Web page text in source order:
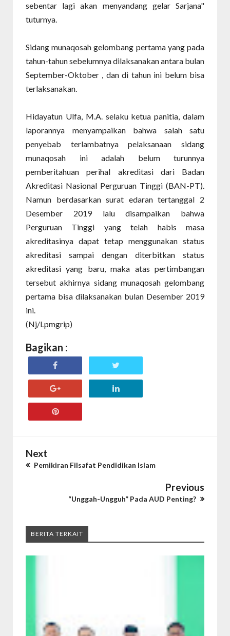
sebentar lagi akan menyandang gelar Sarjana"
tuturnya.
Sidang munaqosah gelombang pertama yang pada
tahun-tahun sebelumnya dilaksanakan antara bulan
September-Oktober , dan di tahun ini belum bisa
terlaksanakan.
Hidayatun Ulfa, M.A. selaku ketua panitia, dalam
laporannya menyampaikan bahwa salah satu
penyebab terlambatnya pelaksanaan sidang
munaqosah ini adalah belum turunnya
pemberitahuan perihal akreditasi dari Badan
Akreditasi Nasional Perguruan Tinggi (BAN-PT).
Namun berdasarkan surat edaran tertanggal 2
Desember 2019 lalu disampaikan bahwa
Perguruan Tinggi yang telah habis masa
akreditasinya dapat tetap menggunakan status
akreditasi sampai dengan diterbitkan status
akreditasi yang baru, maka atas pertimbangan
tersebut akhirnya sidang munaqosah gelombang
pertama bisa dilaksanakan bulan Desember 2019
ini.
(Nj/Lpmgrip)
Bagikan :
Next
Pemikiran Filsafat Pendidikan Islam
Previous
“Unggah-Ungguh” Pada AUD Penting?
BERITA TERKAIT